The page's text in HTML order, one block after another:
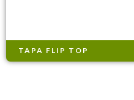
TAPA FLIP TOP